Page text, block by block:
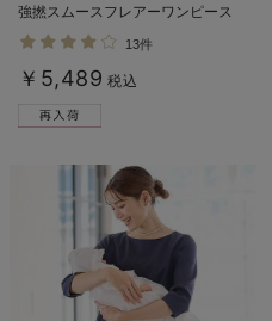
強撚スムースフレアーワンピース
マタニティ・授乳服【出産後も長く
13件
￥5,489 税込